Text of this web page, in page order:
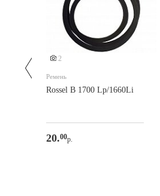
2
Ремень
Rossel В 1700 Lp/1660Li
20.00р.